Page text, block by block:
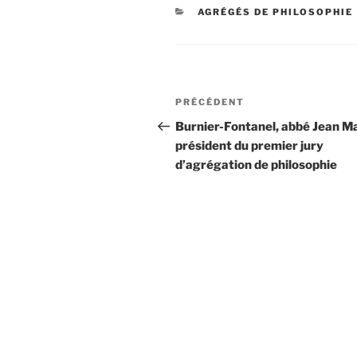
CATÉGORIES
AGRÉGÉS DE PHILOSOPHIE
Navigation
de
l’article
Article
précédent
PRÉCÉDENT
Burnier-Fontanel, abbé Jean
président du premier jury
d’agrégation de philosophie